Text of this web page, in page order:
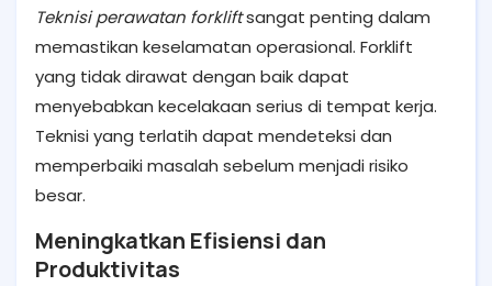
Teknisi perawatan forkliftsangat penting dalam
memastikan keselamatan operasional. Forklift
yang tidak dirawat dengan baik dapat
menyebabkan kecelakaan serius di tempat kerja.
Teknisi yang terlatih dapat mendeteksi dan
memperbaiki masalah sebelum menjadi risiko
besar.
Meningkatkan Efisiensi dan
Produktivitas